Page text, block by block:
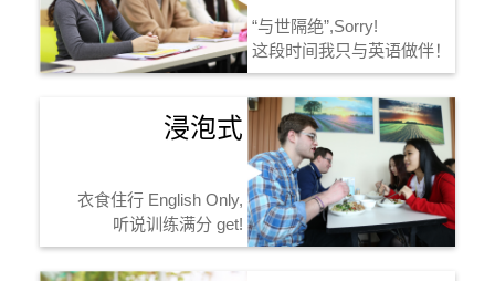
“与世隔绝”,Sorry!
这段时间我只与英语做伴！
浸泡式
衣食住行 English Only,
听说训练满分 get!